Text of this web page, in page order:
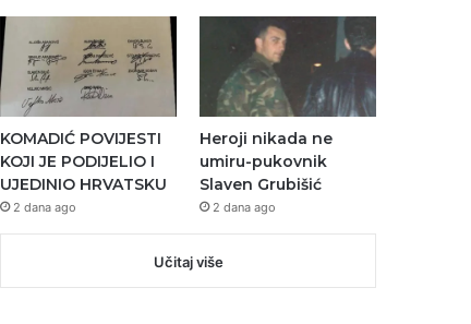
KOMADIĆ POVIJESTI
KOJI JE PODIJELIO I
UJEDINIO HRVATSKU
2 dana ago
Heroji nikada ne
umiru-pukovnik
Slaven Grubišić
2 dana ago
Učitaj više